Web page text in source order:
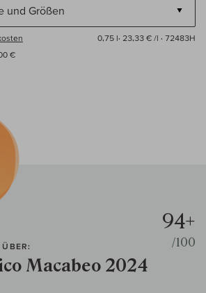
0,75 l· 23,33 € /l · 72483H
€
Macabeo 2024
94+
/100